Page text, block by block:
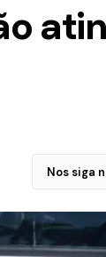
Nos siga